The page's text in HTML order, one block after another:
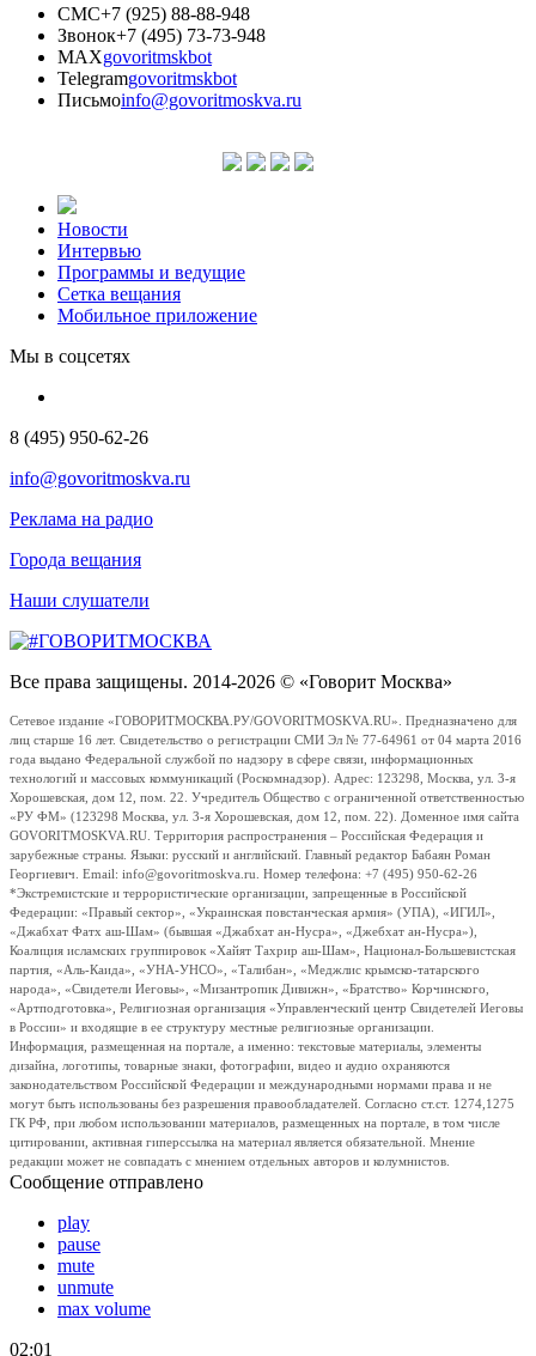
СМС+7 (925) 88-88-948
Звонок+7 (495) 73-73-948
MAXgovoritmskbot
Telegramgovoritmskbot
Письмоinfo@govoritmoskva.ru
Новости
Интервью
Программы и ведущие
Сетка вещания
Мобильное приложение
Мы в соцсетях
8 (495) 950-62-26
info@govoritmoskva.ru
Реклама на радио
Города вещания
Наши слушатели
Все права защищены. 2014-2026 © «Говорит Москва»
Сетевое издание «ГОВОРИТМОСКВА.РУ/GOVORITMOSKVA.RU». Предназначено для
лиц старше 16 лет. Свидетельство о регистрации СМИ Эл № 77-64961 от 04 марта 2016
года выдано Федеральной службой по надзору в сфере связи, информационных
технологий и массовых коммуникаций (Роскомнадзор). Адрес: 123298, Москва, ул. 3-я
Хорошевская, дом 12, пом. 22. Учредитель Общество с ограниченной ответственностью
«РУ ФМ» (123298 Москва, ул. 3-я Хорошевская, дом 12, пом. 22). Доменное имя сайта
GOVORITMOSKVA.RU. Территория распространения – Российская Федерация и
зарубежные страны. Языки: русский и английский. Главный редактор Бабаян Роман
Георгиевич. Email: info@govoritmoskva.ru. Номер телефона: +7 (495) 950-62-26
*Экстремистские и террористические организации, запрещенные в Российской
Федерации: «Правый сектор», «Украинская повстанческая армия» (УПА), «ИГИЛ»,
«Джабхат Фатх аш-Шам» (бывшая «Джабхат ан-Нусра», «Джебхат ан-Нусра»),
Коалиция исламских группировок «Хайят Тахрир аш-Шам», Национал-Большевистская
партия, «Аль-Каида», «УНА-УНСО», «Талибан», «Меджлис крымско-татарского
народа», «Свидетели Иеговы», «Мизантропик Дивижн», «Братство» Корчинского,
«Артподготовка», Религиозная организация «Управленческий центр Свидетелей Иеговы
в России» и входящие в ее структуру местные религиозные организации.
Информация, размещенная на портале, а именно: текстовые материалы, элементы
дизайна, логотипы, товарные знаки, фотографии, видео и аудио охраняются
законодательством Российской Федерации и международными нормами права и не
могут быть использованы без разрешения правообладателей. Согласно ст.ст. 1274,1275
ГК РФ, при любом использовании материалов, размещенных на портале, в том числе
цитировании, активная гиперссылка на материал является обязательной. Мнение
редакции может не совпадать с мнением отдельных авторов и колумнистов.
Сообщение отправлено
play
pause
mute
unmute
max volume
02:01